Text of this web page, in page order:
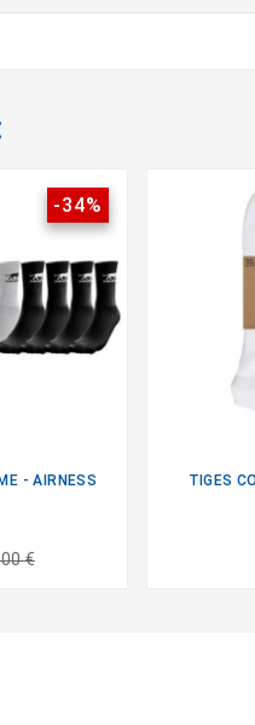
-34%
- AIRNESS
€
TIGES